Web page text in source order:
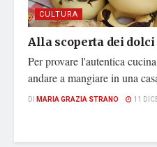
CULTURA
Alla scoperta dei
Per provare l'autentica
andare a mangiare in una
DI MARIA GRAZIA STRANO 11